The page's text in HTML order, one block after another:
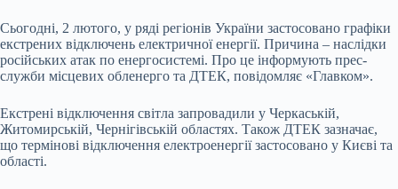
Сьогодні, 2 лютого, у ряді регіонів України застосовано графіки
екстрених відключень електричної енергії. Причина – наслідки
російських атак по енергосистемі. Про це інформують прес-
служби місцевих обленерго та ДТЕК, повідомляє «Главком».
Екстрені відключення світла запровадили у Черкаській,
Житомирській, Чернігівській областях. Також ДТЕК зазначає,
що термінові відключення електроенергії застосовано у Києві та
області.